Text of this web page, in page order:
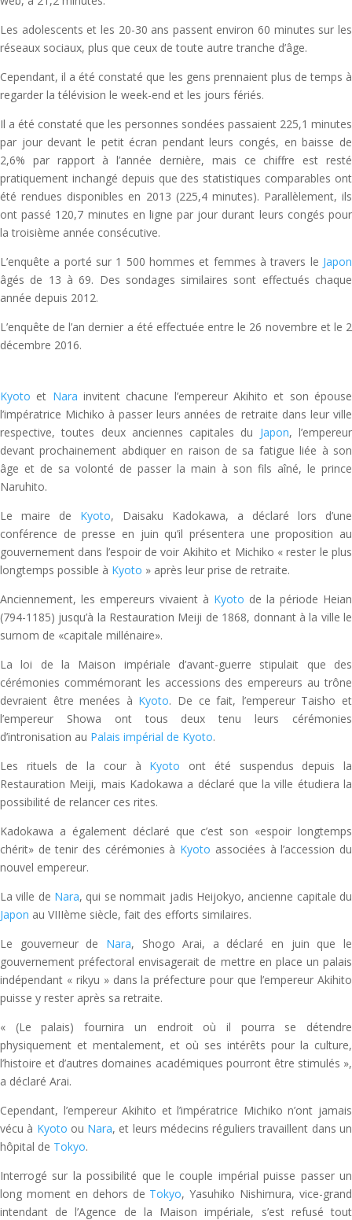
Les adolescents et les 20-30 ans passent environ 60 minutes sur les
réseaux sociaux, plus que ceux de toute autre tranche d’âge.
Cependant, il a été constaté que les gens prennaient plus de temps à
regarder la télévision le week-end et les jours fériés.
Il a été constaté que les personnes sondées passaient 225,1 minutes
par jour devant le petit écran pendant leurs congés, en baisse de
2,6% par rapport à l’année dernière, mais ce chiffre est resté
pratiquement inchangé depuis que des statistiques comparables ont
été rendues disponibles en 2013 (225,4 minutes). Parallèlement, ils
ont passé 120,7 minutes en ligne par jour durant leurs congés pour
la troisième année consécutive.
L’enquête a porté sur 1 500 hommes et femmes à travers le Japon
âgés de 13 à 69. Des sondages similaires sont effectués chaque
année depuis 2012.
L’enquête de l’an dernier a été effectuée entre le 26 novembre et le 2
décembre 2016.
Kyoto et Nara invitent chacune l’empereur Akihito et son épouse
l’impératrice Michiko à passer leurs années de retraite dans leur ville
respective, toutes deux anciennes capitales du Japon, l’empereur
devant prochainement abdiquer en raison de sa fatigue liée à son
âge et de sa volonté de passer la main à son fils aîné, le prince
Naruhito.
Le maire de Kyoto, Daisaku Kadokawa, a déclaré lors d’une
conférence de presse en juin qu’il présentera une proposition au
gouvernement dans l’espoir de voir Akihito et Michiko « rester le plus
longtemps possible à Kyoto » après leur prise de retraite.
Anciennement, les empereurs vivaient à Kyoto de la période Heian
(794-1185) jusqu’à la Restauration Meiji de 1868, donnant à la ville le
surnom de «capitale millénaire».
La loi de la Maison impériale d’avant-guerre stipulait que des
cérémonies commémorant les accessions des empereurs au trône
devraient être menées à Kyoto. De ce fait, l’empereur Taisho et
l’empereur Showa ont tous deux tenu leurs cérémonies
d’intronisation au Palais impérial de Kyoto.
Les rituels de la cour à Kyoto ont été suspendus depuis la
Restauration Meiji, mais Kadokawa a déclaré que la ville étudiera la
possibilité de relancer ces rites.
Kadokawa a également déclaré que c’est son «espoir longtemps
chérit» de tenir des cérémonies à Kyoto associées à l’accession du
nouvel empereur.
La ville de Nara, qui se nommait jadis Heijokyo, ancienne capitale du
Japon au VIIIème siècle, fait des efforts similaires.
Le gouverneur de Nara, Shogo Arai, a déclaré en juin que le
gouvernement préfectoral envisagerait de mettre en place un palais
indépendant « rikyu » dans la préfecture pour que l’empereur Akihito
puisse y rester après sa retraite.
« (Le palais) fournira un endroit où il pourra se détendre
physiquement et mentalement, et où ses intérêts pour la culture,
l’histoire et d’autres domaines académiques pourront être stimulés »,
a déclaré Arai.
Cependant, l’empereur Akihito et l’impératrice Michiko n’ont jamais
vécu à Kyoto ou Nara, et leurs médecins réguliers travaillent dans un
hôpital de Tokyo.
Interrogé sur la possibilité que le couple impérial puisse passer un
long moment en dehors de Tokyo, Yasuhiko Nishimura, vice-grand
intendant de l’Agence de la Maison impériale, s’est refusé tout